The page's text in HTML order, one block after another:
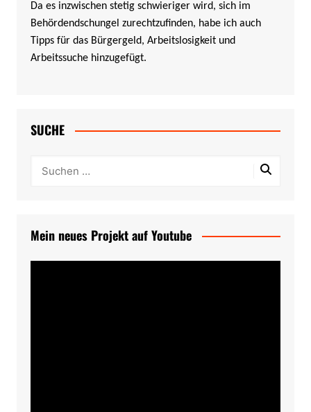
Da es inzwischen stetig schwieriger wird, sich im
Behördendschungel zurechtzufinden, habe ich auch
Tipps für das Bürgergeld, Arbeitslosigkeit und
Arbeitssuche hinzugefügt.
SUCHE
Mein neues Projekt auf Youtube